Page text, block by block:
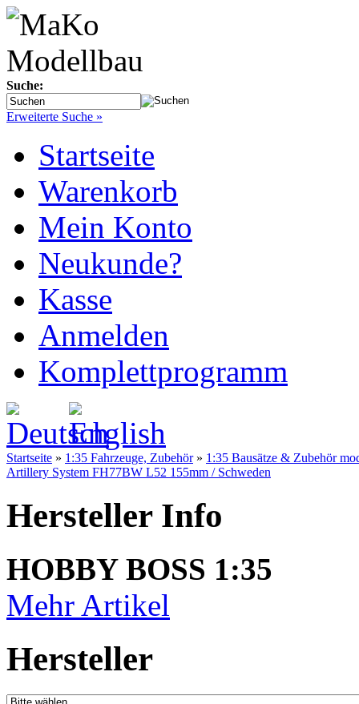
Suche:
Erweiterte Suche »
Startseite
Warenkorb
Mein Konto
Neukunde?
Kasse
Anmelden
Komplettprogramm
Startseite » 1:35 Fahrzeuge, Zubehör» 1:35 Bausätze & Zubehör
Artillery System FH77BW L52 155mm / Schweden
Hersteller Info
HOBBY BOSS 1:35
Mehr Artikel
Hersteller